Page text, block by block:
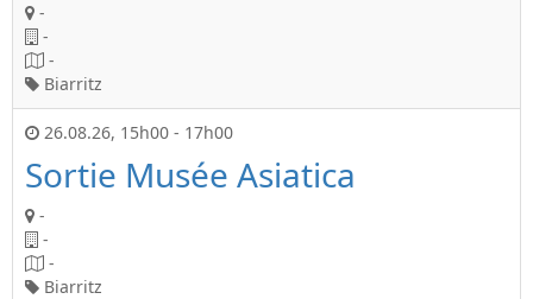
-
-
-
Biarritz
26.08.26, 15h00 - 17h00
Sortie Musée Asiatica
-
-
-
Biarritz